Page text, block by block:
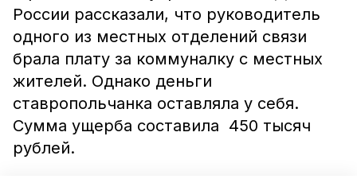
России рассказали, что руководитель
одного из местных отделений связи
брала плату за коммуналку с местных
жителей. Однако деньги
ставропольчанка оставляла у себя.
Сумма ущерба составила 450 тысяч
рублей.